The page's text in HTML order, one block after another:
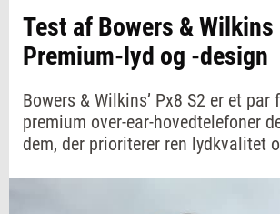
Test af Bowers & Wilkins
Premium-lyd og -design
Bowers & Wilkins’ Px8 S2 er et par
premium over-ear-hovedtelefoner
dem, der prioriterer ren lydkvalitet